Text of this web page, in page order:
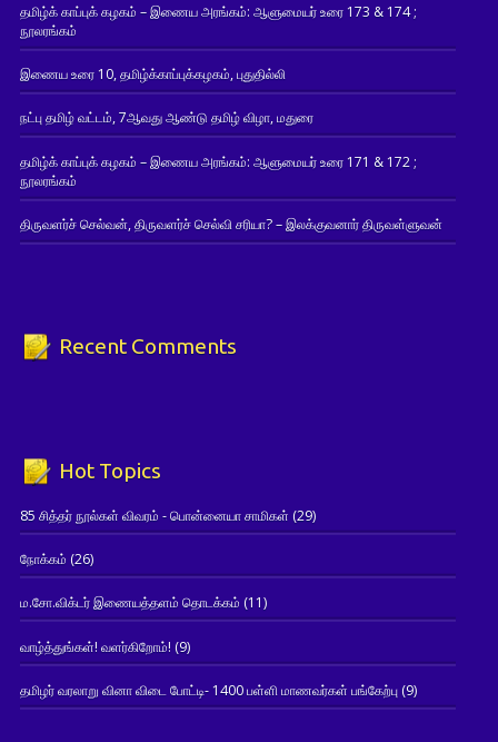
தமிழ்க் காப்புக் கழகம் – இணைய அரங்கம்: ஆளுமையர் உரை 173 & 174 ;
நூலரங்கம்
இணைய உரை 10, தமிழ்க்காப்புக்கழகம், புதுதில்லி
நட்பு தமிழ் வட்டம், 7ஆவது ஆண்டு தமிழ் விழா, மதுரை
தமிழ்க் காப்புக் கழகம் – இணைய அரங்கம்: ஆளுமையர் உரை 171 & 172 ;
நூலரங்கம்
திருவளர்ச் செல்வன், திருவளர்ச் செல்வி சரியா? – இலக்குவனார் திருவள்ளுவன்
Recent Comments
Hot Topics
85 சித்தர் நூல்கள் விவரம் - பொன்னையா சாமிகள் (29)
நோக்கம் (26)
ம.சோ.விக்டர் இணையத்தளம் தொடக்கம் (11)
வாழ்த்துங்கள்! வளர்கிறோம்! (9)
தமிழர் வரலாறு வினா விடை போட்டி- 1400 பள்ளி மாணவர்கள் பங்கேற்பு(9)